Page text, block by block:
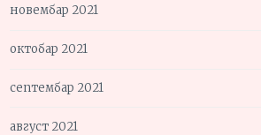
новембар 2021
октобар 2021
септембар 2021
август 2021